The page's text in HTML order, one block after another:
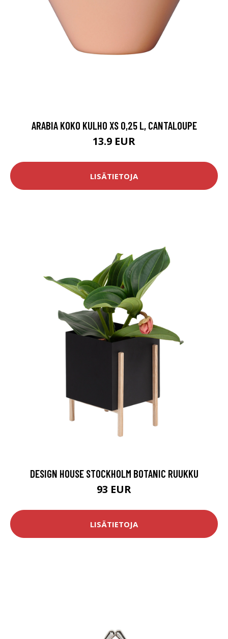
ARABIA KOKO KULHO XS 0,25 L, CANTALOUPE
13.9 EUR
LISÄTIETOJA
DESIGN HOUSE STOCKHOLM BOTANIC RUUKKU
93 EUR
LISÄTIETOJA